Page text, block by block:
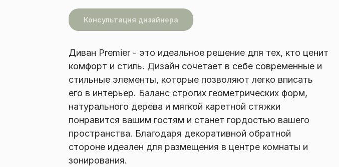
Консультация дизайнера
Диван Premier - это идеальное решение для тех, кто ценит
комфорт и стиль. Дизайн сочетает в себе современные и
стильные элементы, которые позволяют легко вписать
его в интерьер. Баланс строгих геометрических форм,
натурального дерева и мягкой каретной стяжки
понравится вашим гостям и станет гордостью вашего
пространства. Благодаря декоративной обратной
стороне идеален для размещения в центре комнаты и
зонирования.